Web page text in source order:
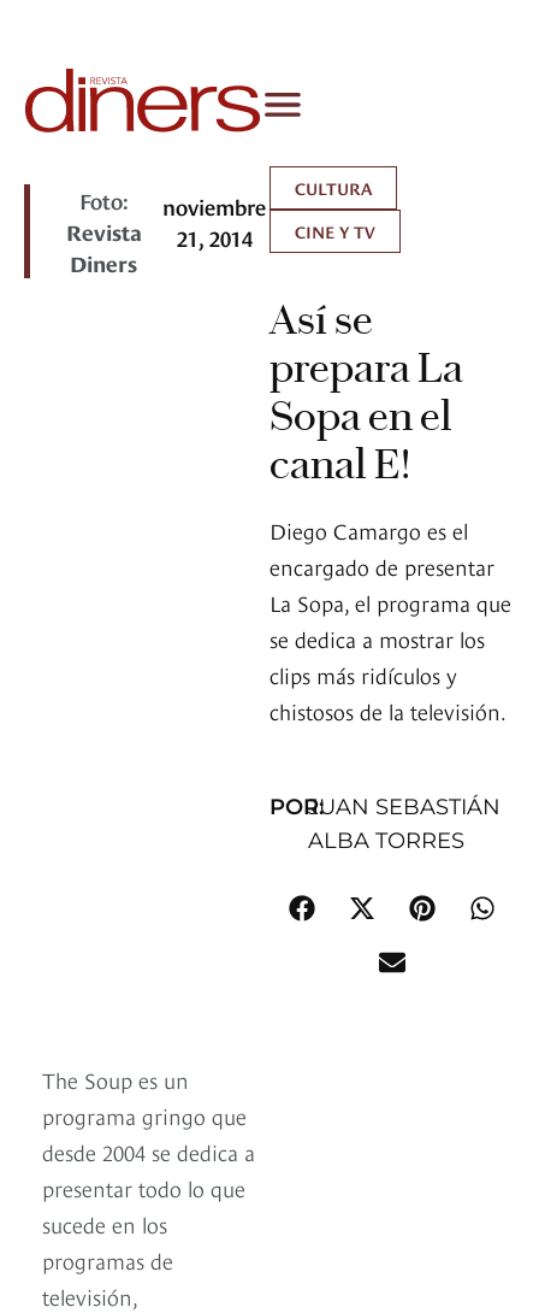
Foto:
Revista
Diners
noviembre
21, 2014
CULTURA
CINE Y TV
Así se
prepara La
Sopa en el
canal E!
Diego Camargo es el
encargado de presentar
La Sopa, el programa que
se dedica a mostrar los
clips más ridículos y
chistosos de la televisión.
POR:JUAN SEBASTIÁN
ALBA TORRES
The Soup es un
programa gringo que
desde 2004 se dedica a
presentar todo lo que
sucede en los
programas de
televisión,